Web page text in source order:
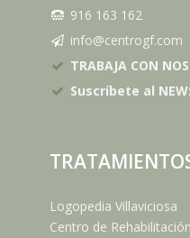
916 163 162
info@centrogf.com
TRABAJA CON
Suscríbete al
Logopedia Villaviciosa
Centro de